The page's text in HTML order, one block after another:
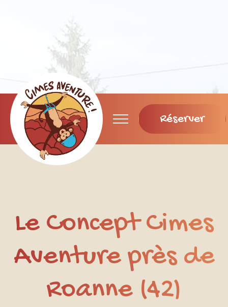
Réserver
Le Concept Cimes
Aventure près de
Roanne (42)